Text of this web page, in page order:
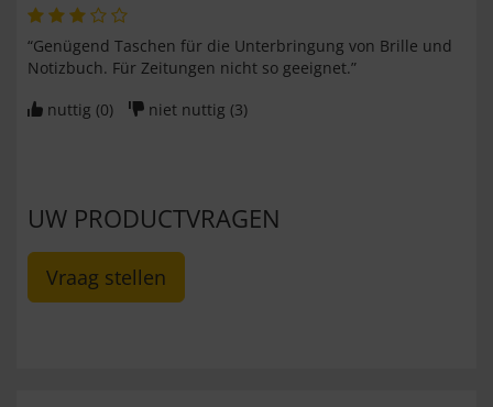
“Genügend Taschen für die Unterbringung von Brille und
Notizbuch. Für Zeitungen nicht so geeignet.”
nuttig (0) niet nuttig (3)
UW PRODUCTVRAGEN
Vraag stellen